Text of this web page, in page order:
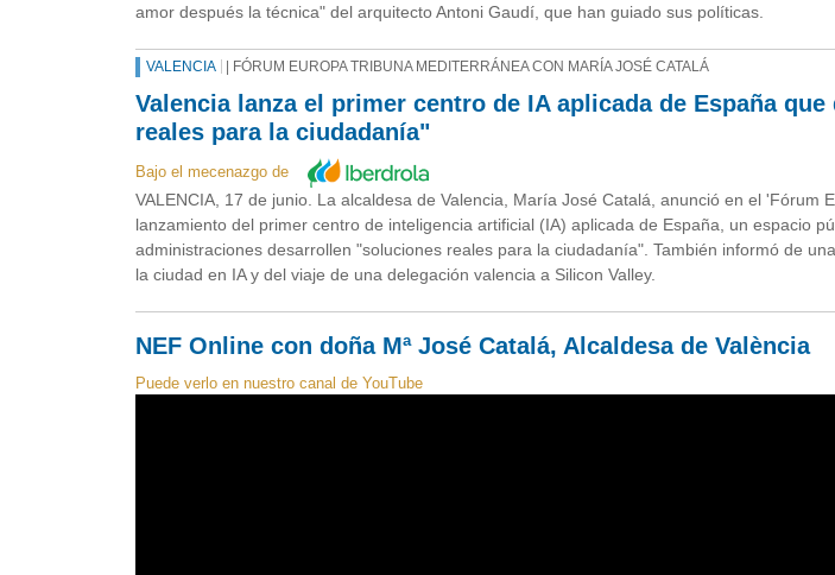
amor después la técnica" del arquitecto Antoni Gaudí, que han guiado sus políticas.
VALENCIA | FÓRUM EUROPA TRIBUNA MEDITERRÁNEA CON MARÍA JOSÉ CATALÁ
Valencia lanza el primer centro de IA aplicada de España
reales para la ciudadanía"
Bajo el mecenazgo de
VALENCIA, 17 de junio. La alcaldesa de Valencia, María José Catalá, anunció en el 'Fórum
lanzamiento del primer centro de inteligencia artificial (IA) aplicada de España, un espacio
administraciones desarrollen "soluciones reales para la ciudadanía". También informó de
la ciudad en IA y del viaje de una delegación valencia a Silicon Valley.
NEF Online con doña Mª José Catalá, Alcaldesa de València
Puede verlo en nuestro canal de YouTube